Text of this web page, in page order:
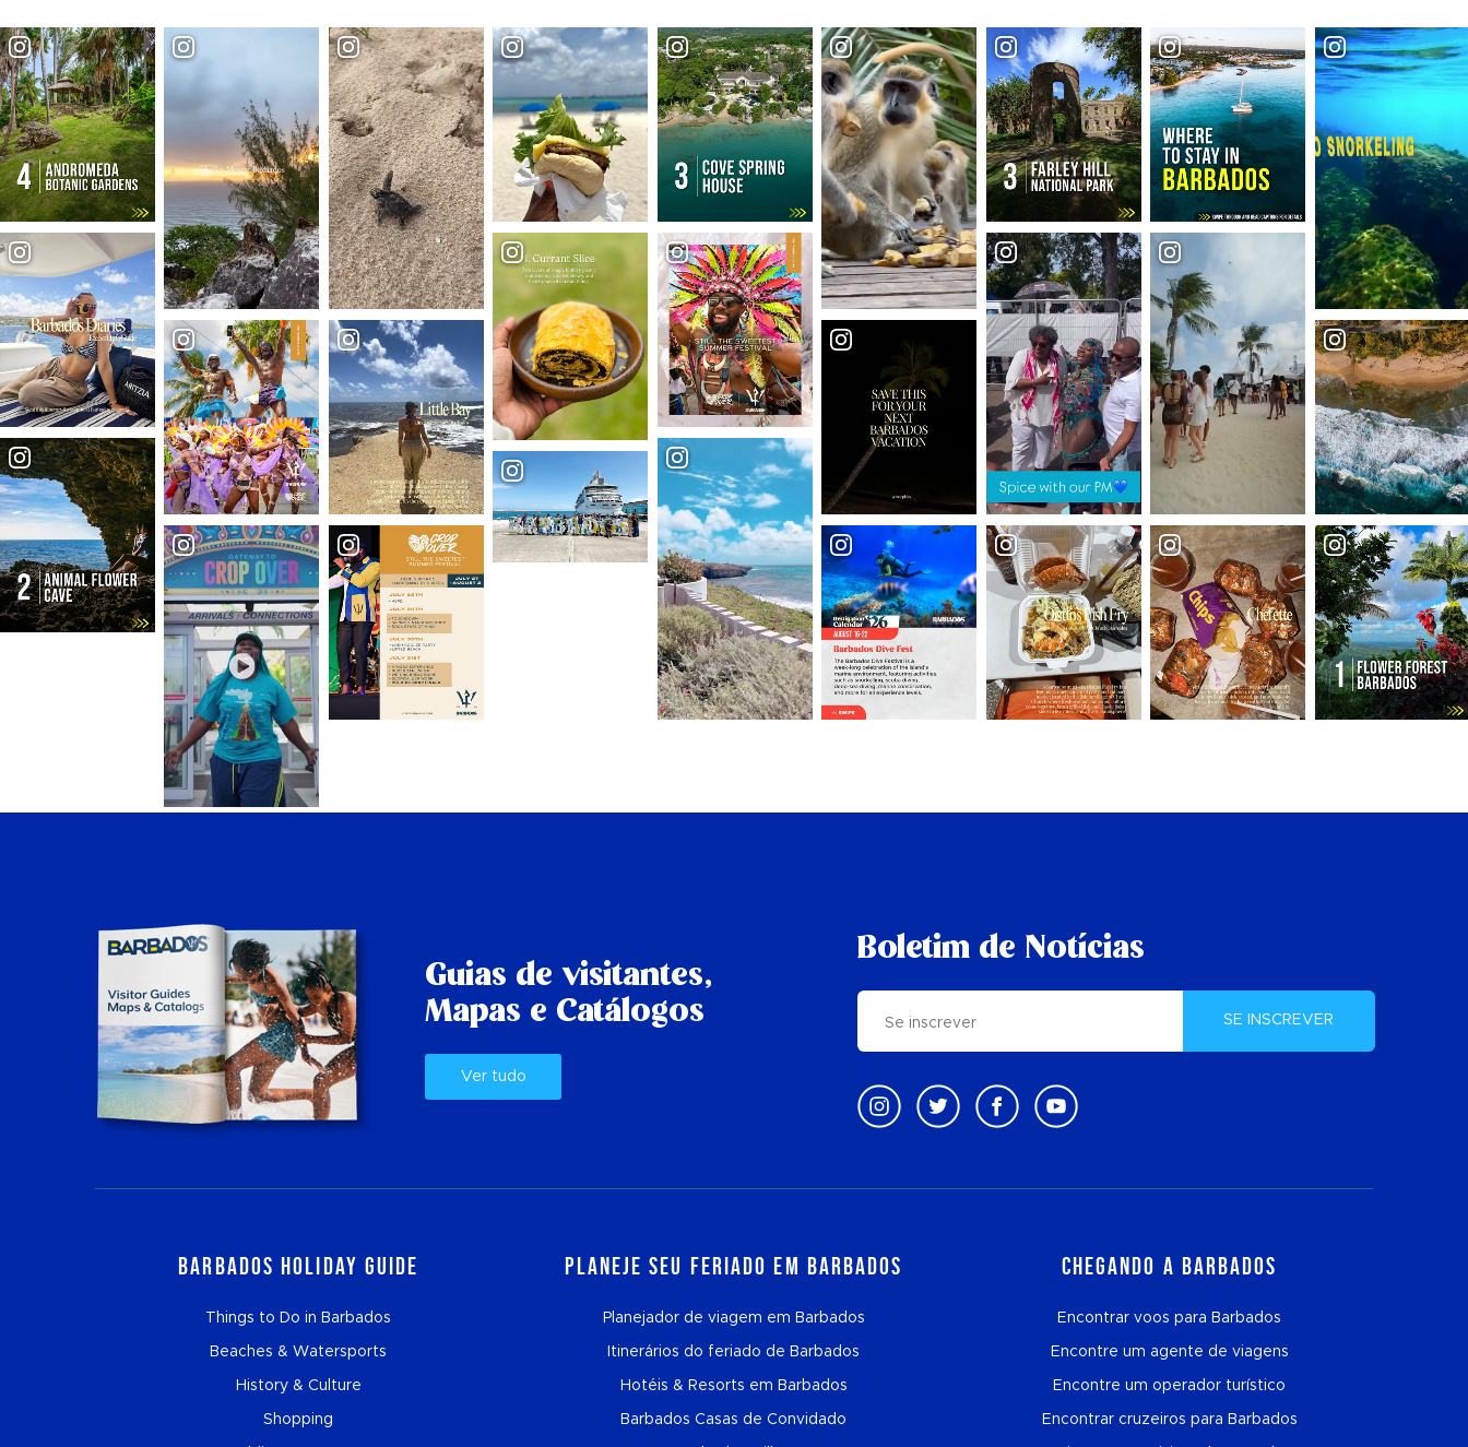
Guias de visitantes,
Mapas e Catálogos
Ver tudo
Boletim de Notícias
SE INSCREVER
Barbados Holiday Guide
Things to Do in Barbados
Beaches & Watersports
History & Culture
Shopping
Planeje seu feriado em Barbados
Planejador de viagem em Barbados
Itinerários do feriado de Barbados
Hotéis & Resorts em Barbados
Barbados Casas de Convidado
Chegando a Barbados
Encontrar voos para Barbados
Encontre um agente de viagens
Encontre um operador turístico
Encontrar cruzeiros para Barbados